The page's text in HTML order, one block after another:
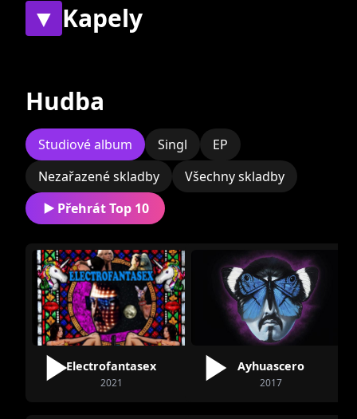
▼ Kapely
Zatím nebyly přiřazeny
žádné skupiny.
Hudba
Studiové album Singl
EP
Nezařazené skladby
Všechny skladby
Přehrát Top 10
Electrofantasex
2021
Ayhuascero
2017